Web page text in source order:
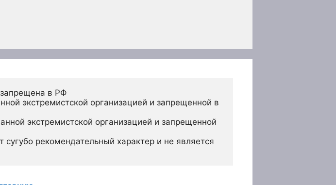
запрещена в РФ
экстремистской организацией и запрещенной в
экстремистской организацией и запрещенной
рекомендательный характер и не является